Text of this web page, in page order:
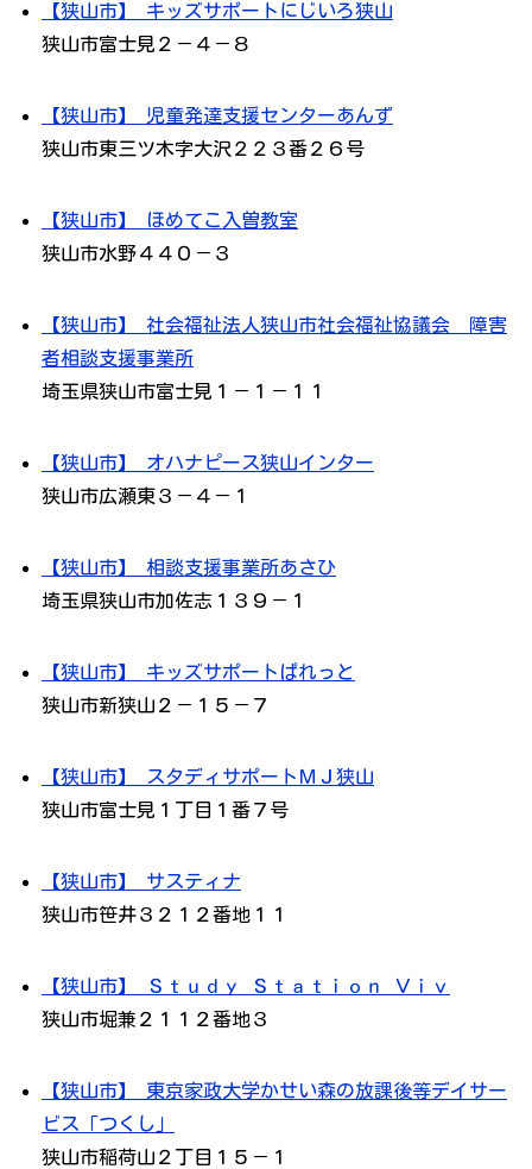
【狭山市】 キッズサポートにじいろ狭山
狭山市富士見２－４－８
【狭山市】 児童発達支援センターあんず
狭山市東三ツ木字大沢２２３番２６号
【狭山市】 ほめてこ入曽教室
狭山市水野４４０－３
【狭山市】 社会福祉法人狭山市社会福祉協議会 障害
者相談支援事業所
埼玉県狭山市富士見１－１－１１
【狭山市】 オハナピース狭山インター
狭山市広瀬東３－４－１
【狭山市】 相談支援事業所あさひ
埼玉県狭山市加佐志１３９－１
【狭山市】 キッズサポートぱれっと
狭山市新狭山２－１５－７
【狭山市】 スタディサポートＭＪ狭山
狭山市富士見１丁目１番７号
【狭山市】 サスティナ
狭山市笹井３２１２番地１１
【狭山市】 Ｓｔｕｄｙ Ｓｔａｔｉｏｎ Ｖｉｖ
狭山市堀兼２１１２番地３
【狭山市】 東京家政大学かせい森の放課後等デイサー
ビス「つくし」
狭山市稲荷山２丁目１５－１